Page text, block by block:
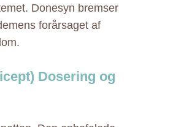
Donesyn bremser
forårsaget af
Dosering og